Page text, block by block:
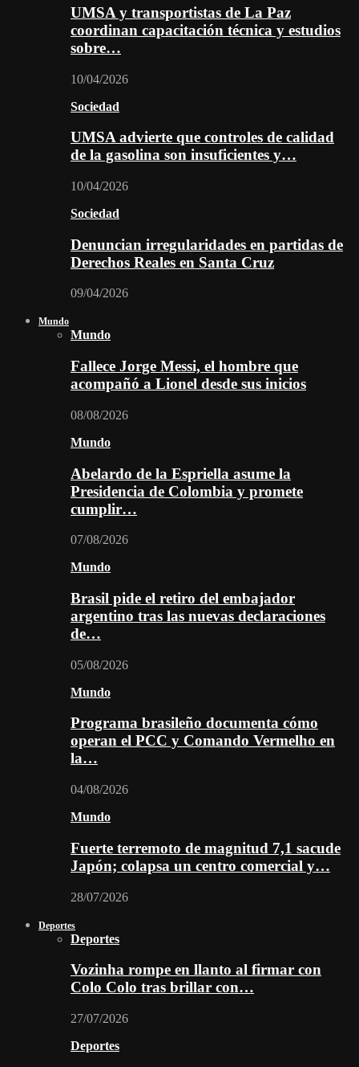
UMSA y transportistas de La Paz
coordinan capacitación técnica y estudios
sobre…
10/04/2026
Sociedad
UMSA advierte que controles de calidad
de la gasolina son insuficientes y…
10/04/2026
Sociedad
Denuncian irregularidades en partidas de
Derechos Reales en Santa Cruz
09/04/2026
Mundo
Mundo
Fallece Jorge Messi, el hombre que
acompañó a Lionel desde sus inicios
08/08/2026
Mundo
Abelardo de la Espriella asume la
Presidencia de Colombia y promete
cumplir…
07/08/2026
Mundo
Brasil pide el retiro del embajador
argentino tras las nuevas declaraciones
de…
05/08/2026
Mundo
Programa brasileño documenta cómo
operan el PCC y Comando Vermelho en
la…
04/08/2026
Mundo
Fuerte terremoto de magnitud 7,1 sacude
Japón; colapsa un centro comercial y…
28/07/2026
Deportes
Deportes
Vozinha rompe en llanto al firmar con
Colo Colo tras brillar con…
27/07/2026
Deportes